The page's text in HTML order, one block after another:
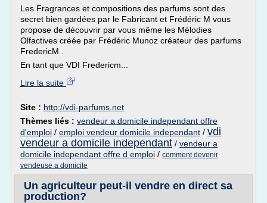
Les Fragrances et compositions des parfums sont des
secret bien gardées par le Fabricant et Frédéric M vous
propose de découvrir par vous même les Mélodies
Olfactives créée par Frédéric Munoz créateur des parfums
FredericM .
En tant que VDI Fredericm...
Lire la suite
Site : http://vdi-parfums.net
Thèmes liés : vendeur a domicile independant offre
d'emploi / emploi vendeur domicile independant / vdi
vendeur a domicile independant / vendeur a
domicile independant offre d emploi / comment devenir
vendeuse a domicile
Un agriculteur peut-il vendre en direct sa
production?